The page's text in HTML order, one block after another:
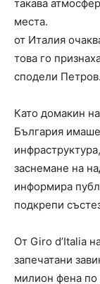
такава
места.
от Италия
това го
сподели Петров.
Като домакин
България
заснемане на
информира
подкрепи
От Giro d’Italia
запечатани
милион фена по